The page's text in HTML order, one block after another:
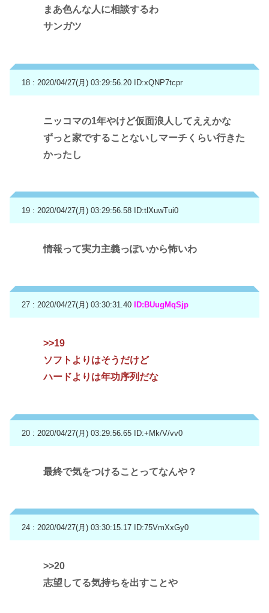
まあ色んな人に相談するわ
サンガツ
18 : 2020/04/27(月) 03:29:56.20 ID:xQNP7tcpr
ニッコマの1年やけど仮面浪人してええかな
ずっと家ですることないしマーチくらい行きた
かったし
19 : 2020/04/27(月) 03:29:56.58 ID:tlXuwTui0
情報って実力主義っぽいから怖いわ
27 : 2020/04/27(月) 03:30:31.40 ID:BUugMqSjp
>>19
ソフトよりはそうだけど
ハードよりは年功序列だな
20 : 2020/04/27(月) 03:29:56.65 ID:+Mk/V/vv0
最終で気をつけることってなんや？
24 : 2020/04/27(月) 03:30:15.17 ID:75VmXxGy0
>>20
志望してる気持ちを出すことや